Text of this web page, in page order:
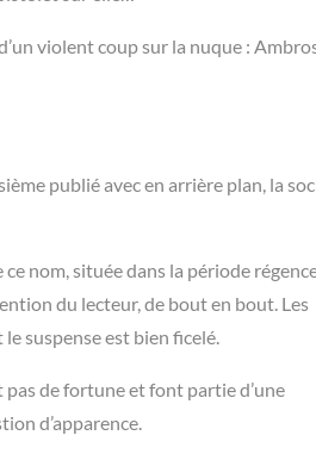
violent coup sur la nuque :
publié avec en arrière plan, la
nom, située dans la période
du lecteur, de bout en bout. Les
suspense est bien ficelé.
pas de fortune et font partie d’une
d’apparence.